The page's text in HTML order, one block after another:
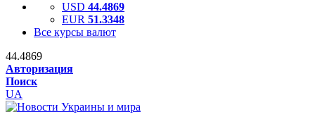
USD 44.4869
EUR 51.3348
Все курсы валют
44.4869
Авторизация
Поиск
UA